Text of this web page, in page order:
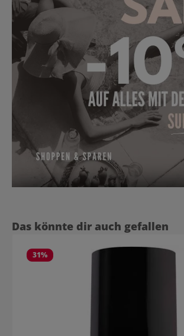
Produktgalerie überspringen
Das könnte dir auch gefallen
31%